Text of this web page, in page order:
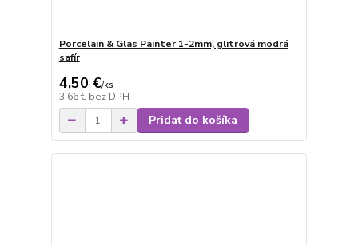
Porcelain & Glas Painter 1-2mm, glitrová modrá
safír
4,50 €/ks
3,66 € bez DPH
Pridať do košíka